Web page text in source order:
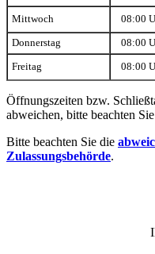
Mittwoch 08:00
Donnerstag 08:00
Freitag 08:00
Öffnungszeiten bzw.
abweichen, bitte beachten
Bitte beachten Sie die
Zulassungsbehörde.